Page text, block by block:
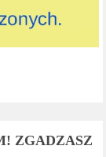
ZGADZASZ